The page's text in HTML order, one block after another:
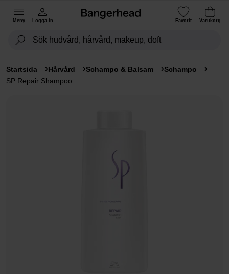
Meny Logga in Favorit Varukorg
Startsida Hårvård Schampo & Balsam
Schampo
SP Repair Shampoo